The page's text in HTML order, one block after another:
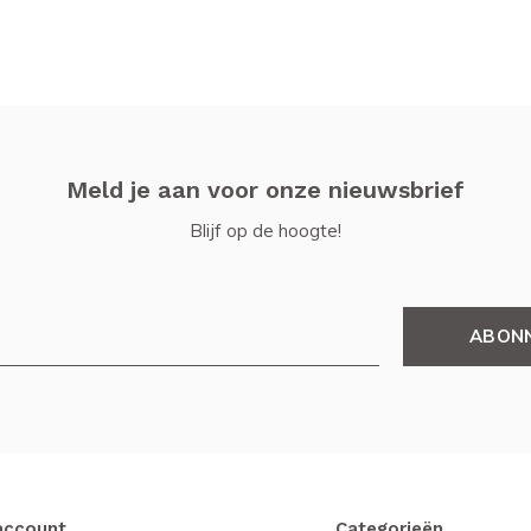
Meld je aan voor onze nieuwsbrief
Blijf op de hoogte!